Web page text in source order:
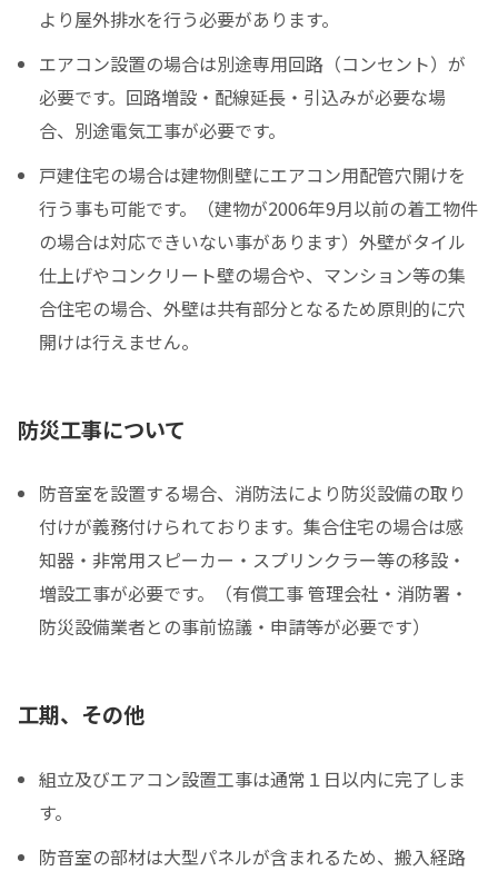
より屋外排水を行う必要があります。
エアコン設置の場合は別途専用回路（コンセント）が
必要です。回路増設・配線延長・引込みが必要な場
合、別途電気工事が必要です。
戸建住宅の場合は建物側壁にエアコン用配管穴開けを
行う事も可能です。（建物が2006年9月以前の着工物件
の場合は対応できいない事があります）外壁がタイル
仕上げやコンクリート壁の場合や、マンション等の集
合住宅の場合、外壁は共有部分となるため原則的に穴
開けは行えません。
防災工事について
防音室を設置する場合、消防法により防災設備の取り
付けが義務付けられております。集合住宅の場合は感
知器・非常用スピーカー・スプリンクラー等の移設・
増設工事が必要です。（有償工事 管理会社・消防署・
防災設備業者との事前協議・申請等が必要です）
工期、その他
組立及びエアコン設置工事は通常１日以内に完了しま
す。
防音室の部材は大型パネルが含まれるため、搬入経路